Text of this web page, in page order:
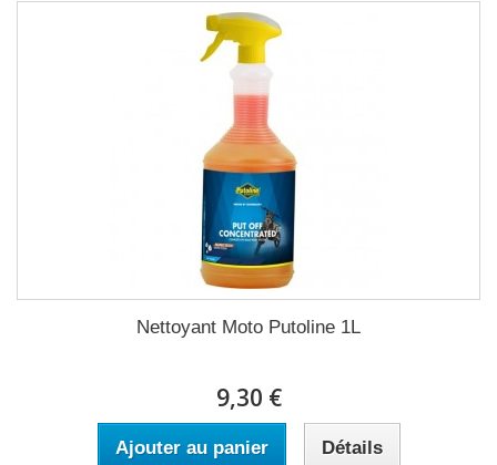
Nettoyant Moto Putoline 1L
9,30 €
Ajouter au panier Détails